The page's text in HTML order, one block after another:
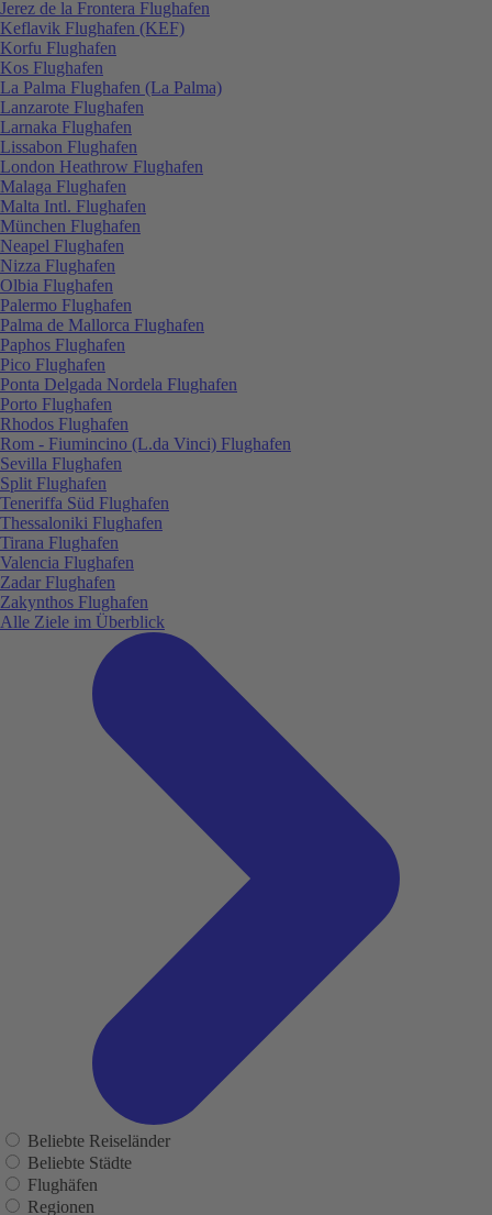
Jerez de la Frontera Flughafen
Keflavik Flughafen (KEF)
Korfu Flughafen
Kos Flughafen
La Palma Flughafen (La Palma)
Lanzarote Flughafen
Larnaka Flughafen
Lissabon Flughafen
London Heathrow Flughafen
Malaga Flughafen
Malta Intl. Flughafen
München Flughafen
Neapel Flughafen
Nizza Flughafen
Olbia Flughafen
Palermo Flughafen
Palma de Mallorca Flughafen
Paphos Flughafen
Pico Flughafen
Ponta Delgada Nordela Flughafen
Porto Flughafen
Rhodos Flughafen
Rom - Fiumincino (L.da Vinci) Flughafen
Sevilla Flughafen
Split Flughafen
Teneriffa Süd Flughafen
Thessaloniki Flughafen
Tirana Flughafen
Valencia Flughafen
Zadar Flughafen
Zakynthos Flughafen
Alle Ziele im Überblick
Beliebte Reiseländer
Beliebte Städte
Flughäfen
Regionen